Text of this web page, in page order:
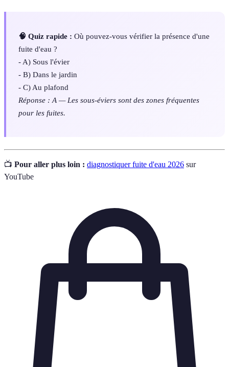
🧠 Quiz rapide : Où pouvez-vous vérifier la présence d'une
fuite d'eau ?
- A) Sous l'évier
- B) Dans le jardin
- C) Au plafond
Réponse : A — Les sous-éviers sont des zones fréquentes
pour les fuites.
📺 Pour aller plus loin : diagnostiquer fuite d'eau 2026 sur
YouTube